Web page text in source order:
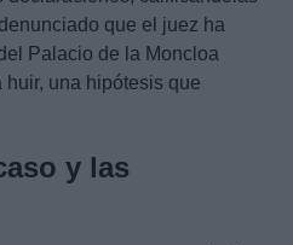
que el juez ha
Palacio de la Moncloa
una hipótesis que
y las